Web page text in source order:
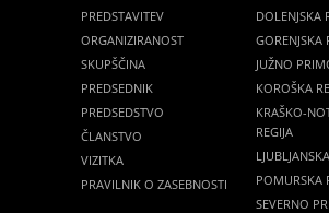
PREDSTAVITEV
ORGANIZIRANOST
SKUPŠČINA
PREDSEDNIK
PREDSEDSTVO
ČLANSTVO
VIZITKA
PRAVILNIK O ZASEBNOSTI
DOLENJSKA
GORENJSKA
JUŽNO
KOROŠKA
KRAŠKO-
REGIJA
POMURSKA
SEVERNO